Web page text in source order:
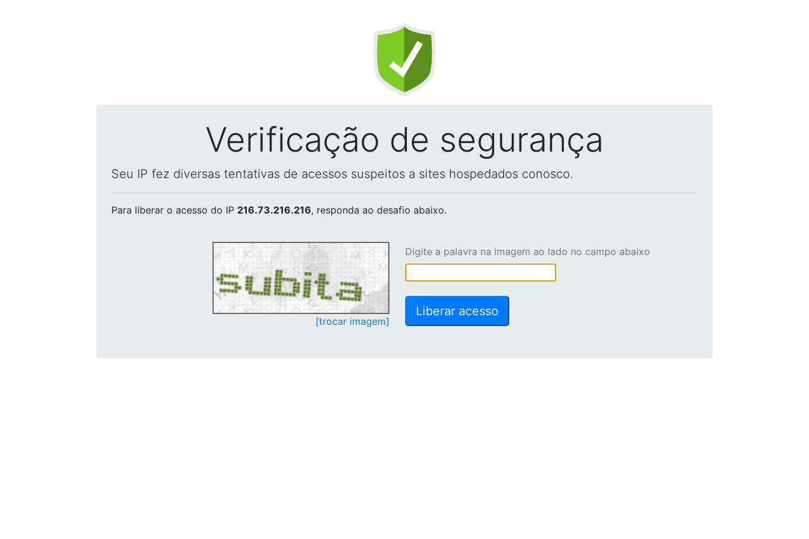
Verificação de segurança
Seu IP fez diversas tentativas de acessos suspeitos a sites hospedados conosco.
Para liberar o acesso do IP 216.73.216.216, responda ao desafio abaixo.
[trocar imagem]
Digite a palavra na imagem ao lado no campo abaixo